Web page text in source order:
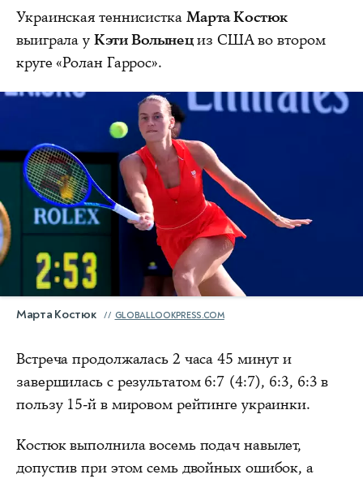
Украинская теннисистка Марта Костюк
выиграла у Кэти Волынециз США во втором
круге «Ролан Гаррос».
Марта Костюк GLOBALLOOKPRESS.COM
Встреча продолжалась 2 часа 45 минут и
завершилась с результатом 6:7 (4:7), 6:3, 6:3 в
пользу 15-й в мировом рейтинге украинки.
Костюк выполнила восемь подач навылет,
допустив при этом семь двойных ошибок, а